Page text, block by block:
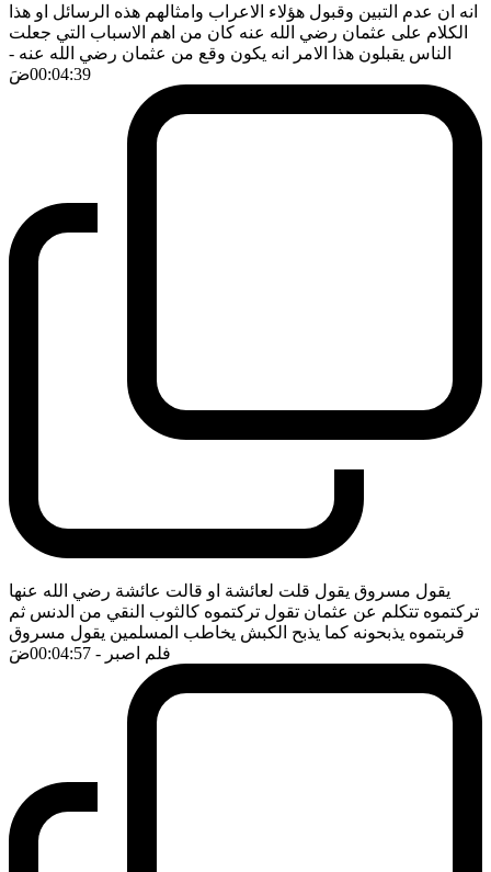
انه ان عدم التبين وقبول هؤلاء الاعراب وامثالهم هذه الرسائل او هذا
الكلام على عثمان رضي الله عنه كان من اهم الاسباب التي جعلت
الناس يقبلون هذا الامر انه يكون وقع من عثمان رضي الله عنه -
00:04:39ضَ
يقول مسروق يقول قلت لعائشة او قالت عائشة رضي الله عنها
تركتموه تتكلم عن عثمان تقول تركتموه كالثوب النقي من الدنس ثم
قربتموه يذبحونه كما يذبح الكبش يخاطب المسلمين يقول مسروق
فلم اصبر - 00:04:57 ضَ